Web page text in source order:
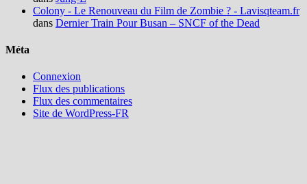
Colony - Le Renouveau du Film de Zombie ? - Lavisqteam.fr
dans Dernier Train Pour Busan – SNCF of the Dead
Méta
Connexion
Flux des publications
Flux des commentaires
Site de WordPress-FR